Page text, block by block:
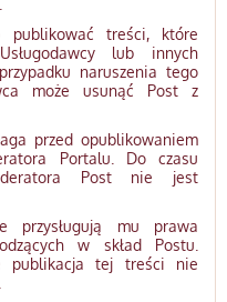
publikować treści, które
lub innych
naruszenia tego
może usunąć Post z
przed opublikowaniem
Portalu. Do czasu
Post nie jest
przysługują mu prawa
w skład Postu.
publikacja tej treści nie